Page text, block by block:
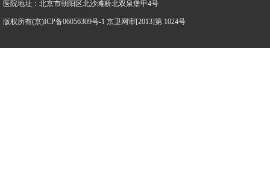
医院地址：北京市朝阳区北沙滩桥北双泉堡甲4号
版权所有(京)ICP备06056309号-1 京卫网审[2013]第 1024号